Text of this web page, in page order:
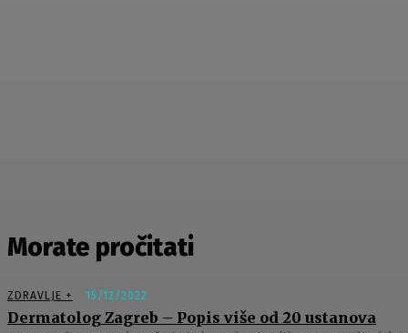
Morate pročitati
ZDRAVLJE + 15/12/2022
Dermatolog Zagreb – Popis više od 20 ustanova